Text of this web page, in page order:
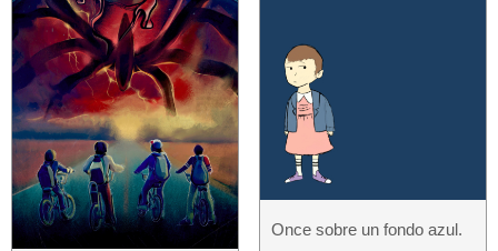
Once sobre un fondo azul.